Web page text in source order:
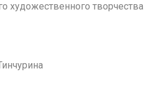
художественного творчества